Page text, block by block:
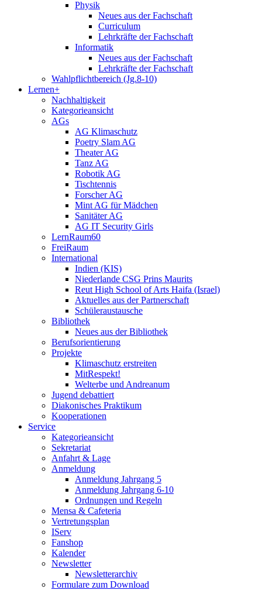
Physik
Neues aus der Fachschaft
Curriculum
Lehrkräfte der Fachschaft
Informatik
Neues aus der Fachschaft
Lehrkräfte der Fachschaft
Wahlpflichtbereich (Jg.8-10)
Lernen+
Nachhaltigkeit
Kategorieansicht
AGs
AG Klimaschutz
Poetry Slam AG
Theater AG
Tanz AG
Robotik AG
Tischtennis
Forscher AG
Mint AG für Mädchen
Sanitäter AG
AG IT Security Girls
LernRaum60
FreiRaum
International
Indien (KIS)
Niederlande CSG Prins Maurits
Reut High School of Arts Haifa (Israel)
Aktuelles aus der Partnerschaft
Schüleraustausche
Bibliothek
Neues aus der Bibliothek
Berufsorientierung
Projekte
Klimaschutz erstreiten
MitRespekt!
Welterbe und Andreanum
Jugend debattiert
Diakonisches Praktikum
Kooperationen
Service
Kategorieansicht
Sekretariat
Anfahrt & Lage
Anmeldung
Anmeldung Jahrgang 5
Anmeldung Jahrgang 6-10
Ordnungen und Regeln
Mensa & Cafeteria
Vertretungsplan
IServ
Fanshop
Kalender
Newsletter
Newsletterarchiv
Formulare zum Download